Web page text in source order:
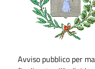
Avviso pubblico per